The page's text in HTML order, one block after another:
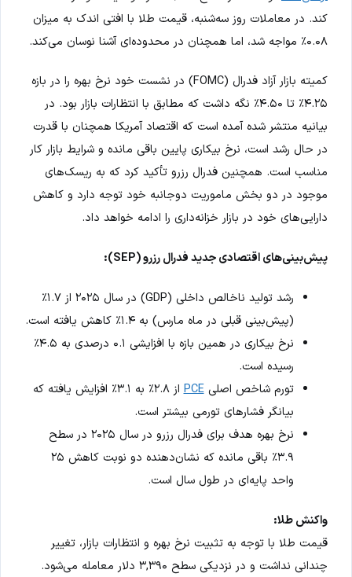
کند. در معاملات روز سه‌شنبه، قیمت طلا با افتی اندک به میزان
۰.۰۸٪ مواجه شد، اما همچنان در محدوده‌ای آشنا نوسان می‌کند.
کمیته بازار آزاد فدرال (FOMC) در نشست خود نرخ بهره را در بازه
۴.۲۵٪ تا ۴.۵۰٪ نگه داشت که مطابق با انتظارات بازار بود. در
بیانیه منتشر شده آمده است که اقتصاد آمریکا همچنان با قدرت
در حال رشد است، نرخ بیکاری پایین باقی مانده و شرایط بازار کار
مناسب است. همچنین فدرال رزرو تأکید کرد که به ریسک‌های
موجود در دو بخش ماموریت دوجانبه خود توجه دارد و کاهش
دارایی‌های خود در بازار خزانه‌داری را ادامه خواهد داد.
پیش‌بینی‌های اقتصادی جدید فدرال رزرو (SEP):
رشد تولید ناخالص داخلی (GDP) در سال ۲۰۲۵ از ۱.۷٪
(پیش‌بینی قبلی در ماه مارس) به ۱.۴٪ کاهش یافته است.
نرخ بیکاری در همین بازه با افزایشی ۰.۱ درصدی به ۴.۵٪
رسیده است.
تورم شاخص اصلیPCE
از ۲.۸٪ به ۳.۱٪ افزایش یافته که
بیانگر فشارهای تورمی بیشتر است.
نرخ بهره هدف برای فدرال رزرو در سال ۲۰۲۵ در سطح
۳.۹٪ باقی مانده که نشان‌دهنده دو نوبت کاهش ۲۵
واحد پایه‌ای در طول سال است.
واکنش طلا:
قیمت طلا با توجه به تثبیت نرخ بهره و انتظارات بازار، تغییر
چندانی نداشت و در نزدیکی سطح ۳,۳۹۰ دلار معامله می‌شود.